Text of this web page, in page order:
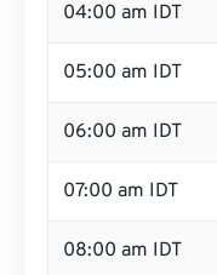
04:00 am IDT
05:00 am IDT
06:00 am IDT
07:00 am IDT
08:00 am IDT